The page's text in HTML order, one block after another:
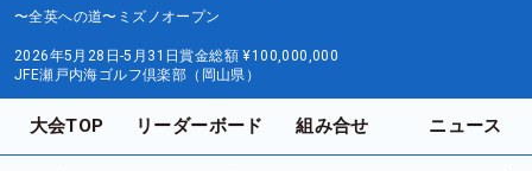
〜全英への道〜ミズノオープン
2026年5月28日-5月31日賞金総額 ¥100,000,000
JFE瀬戸内海ゴルフ倶楽部（岡山県）
大会TOP リーダーボード 組み合せ ニュース